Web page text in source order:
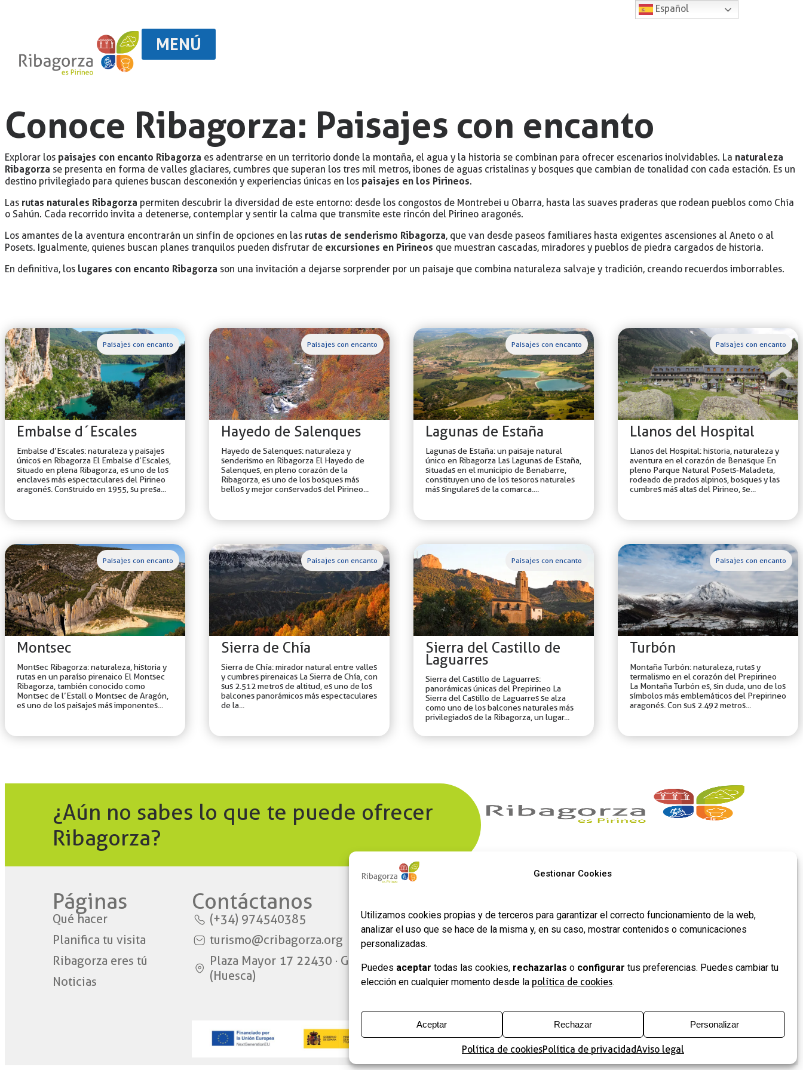
Gestionar Cookies
Utilizamos cookies propias y de terceros para garantizar el correcto funcionamiento de la web,
analizar el uso que se hace de la misma y, en su caso, mostrar contenidos o comunicaciones
personalizadas.
Puedes aceptar todas las cookies, rechazarlas o configurar tus preferencias. Puedes cambiar tu
elección en cualquier momento desde la política de cookies.
Aceptar Rechazar Personalizar
Política de cookiesPolítica de privacidadAviso legal
MENÚ
Conoce Ribagorza: Paisajes con encanto
Explorar los paisajes con encanto Ribagorza es adentrarse en un territorio donde la montaña, el agua y la historia se combinan para ofrecer escenarios inolvidables. La naturaleza
Ribagorza se presenta en forma de valles glaciares, cumbres que superan los tres mil metros, ibones de aguas cristalinas y bosques que cambian de tonalidad con cada estación. Es un
destino privilegiado para quienes buscan desconexión y experiencias únicas en los paisajes en los Pirineos.
Las rutas naturales Ribagorza permiten descubrir la diversidad de este entorno: desde los congostos de Montrebei u Obarra, hasta las suaves praderas que rodean pueblos como Chía
o Sahún. Cada recorrido invita a detenerse, contemplar y sentir la calma que transmite este rincón del Pirineo aragonés.
Los amantes de la aventura encontrarán un sinfín de opciones en las rutas de senderismo Ribagorza, que van desde paseos familiares hasta exigentes ascensiones al Aneto o al
Posets. Igualmente, quienes buscan planes tranquilos pueden disfrutar de excursiones en Pirineos que muestran cascadas, miradores y pueblos de piedra cargados de historia.
En definitiva, los lugares con encanto Ribagorza son una invitación a dejarse sorprender por un paisaje que combina naturaleza salvaje y tradición, creando recuerdos imborrables.
Paisajes con encanto
Embalse d´Escales
Embalse d’Escales: naturaleza y paisajes
únicos en Ribagorza El Embalse d’Escales,
situado en plena Ribagorza, es uno de los
enclaves más espectaculares del Pirineo
aragonés. Construido en 1955, su presa...
Paisajes con encanto
Hayedo de Salenques
Hayedo de Salenques: naturaleza y
senderismo en Ribagorza El Hayedo de
Salenques, en pleno corazón de la
Ribagorza, es uno de los bosques más
bellos y mejor conservados del Pirineo...
Paisajes con encanto
Lagunas de Estaña
Lagunas de Estaña: un paisaje natural
único en Ribagorza Las Lagunas de Estaña,
situadas en el municipio de Benabarre,
constituyen uno de los tesoros naturales
más singulares de la comarca....
Paisajes con encanto
Llanos del Hospital
Llanos del Hospital: historia, naturaleza y
aventura en el corazón de Benasque En
pleno Parque Natural Posets-Maladeta,
rodeado de prados alpinos, bosques y las
cumbres más altas del Pirineo, se...
Paisajes con encanto
Montsec
Montsec Ribagorza: naturaleza, historia y
rutas en un paraíso pirenaico El Montsec
Ribagorza, también conocido como
Montsec de l’Estall o Montsec de Aragón,
es uno de los paisajes más imponentes...
Paisajes con encanto
Sierra de Chía
Sierra de Chía: mirador natural entre valles
y cumbres pirenaicas La Sierra de Chía, con
sus 2.512 metros de altitud, es uno de los
balcones panorámicos más espectaculares
de la...
Paisajes con encanto
Sierra del Castillo de
Laguarres
Sierra del Castillo de Laguarres:
panorámicas únicas del Prepirineo La
Sierra del Castillo de Laguarres se alza
como uno de los balcones naturales más
privilegiados de la Ribagorza, un lugar...
Paisajes con encanto
Turbón
Montaña Turbón: naturaleza, rutas y
termalismo en el corazón del Prepirineo
La Montaña Turbón es, sin duda, uno de los
símbolos más emblemáticos del Prepirineo
aragonés. Con sus 2.492 metros...
¿Aún no sabes lo que te puede ofrecer
Ribagorza?
Páginas
Qué hacer
Planifica tu visita
Ribagorza eres tú
Noticias
Contáctanos​
(+34) 974540385
turismo@cribagorza.org
Plaza Mayor 17 22430 · Graus
(Huesca)
Aviso legal
Política de privacidad
Política de Cookies
Formulario de adhesión de
redes​
Español